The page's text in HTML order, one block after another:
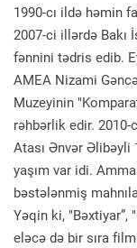
1990-cı ildə həmin
2007-ci illərdə Bakı
fənnini tədris edib.
AMEA Nizami
Muzeyinin
rəhbərlik edir.
Atası Ənvər Əlibəyli
yaşım var idi.
bəstələnmiş
Yəqin ki, "Bəxtiyar”,
eləcə də bir sıra